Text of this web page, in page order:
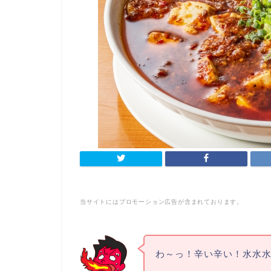
当サイトにはプロモーション広告が含まれております。
わ～っ！辛い辛い！水水